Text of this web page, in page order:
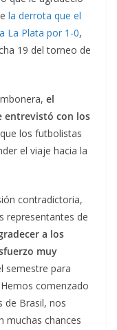
la derrota que el
La Plata por 1-0,
19 del torneo de
el
entrevistó con los
los futbolistas
el viaje hacia la
contradictoria,
representantes de
a los
muy
semestre para
comenzado
de Brasil, nos
muchas chances